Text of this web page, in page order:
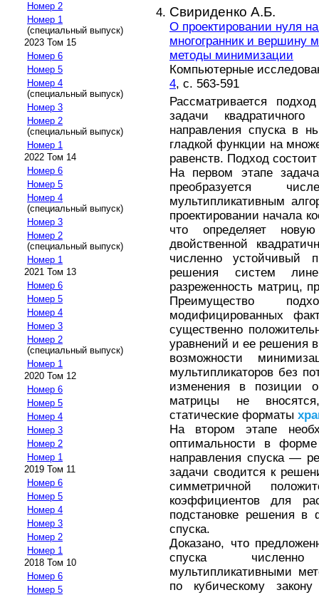
Номер 2
Номер 1
(специальный выпуск)
2023 Том 15
Номер 6
Номер 5
Номер 4
(специальный выпуск)
Номер 3
Номер 2
(специальный выпуск)
Номер 1
2022 Том 14
Номер 6
Номер 5
Номер 4
(специальный выпуск)
Номер 3
Номер 2
(специальный выпуск)
Номер 1
2021 Том 13
Номер 6
Номер 5
Номер 4
Номер 3
Номер 2
(специальный выпуск)
Номер 1
2020 Том 12
Номер 6
Номер 5
Номер 4
Номер 3
Номер 2
Номер 1
2019 Том 11
Номер 6
Номер 5
Номер 4
Номер 3
Номер 2
Номер 1
2018 Том 10
Номер 6
Номер 5
Свириденко А.Б.
О проектировании нуля
многогранник и вершину
методы минимизации
Компьютерные
4, с. 563-591
Рассматривается
задачи
направления спуска в
гладкой функции на
равенств. Подход
На первом этапе задача
преобразуется
мультипликативным
проектировании начала
что определяет
двойственной
численно устойчивый
решения систем
разреженность матриц,
Преимущество
модифицированных
существенно
уравнений и ее решения
возможности
мультипликаторов без
изменения в позиции
матрицы не
статические форматы
На втором этапе
оптимальности в форме
направления спуска —
задачи сводится к
симметричной
коэффициентов для
подстановке решения в
спуска.
Доказано, что
спуска
мультипликативными
по кубическому